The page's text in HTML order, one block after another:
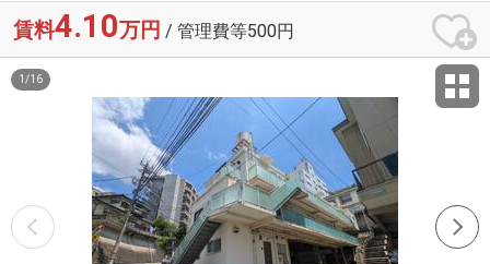
賃料4.10万円 / 管理費等500円
1 /16